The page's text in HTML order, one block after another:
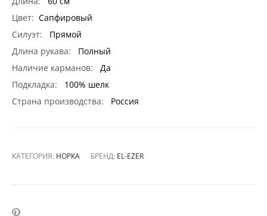
Цвет: Сапфировый
Силуэт: Прямой
Длина рукава: Полный
Наличие карманов: Да
Подкладка: 100% шелк
Страна производства: Россия
КАТЕГОРИЯ: НОРКА БРЕНД: EL-EZER
SHARE